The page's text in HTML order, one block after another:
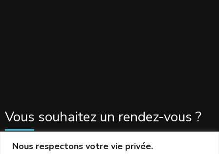
Nous respectons votre vie privée.
Vous souhaitez un rendez-vous ?